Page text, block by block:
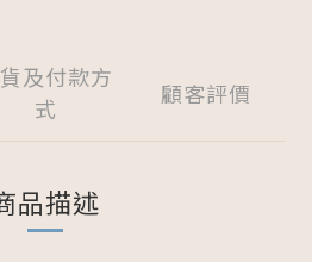
及付款方
式
顧客評價
品描述